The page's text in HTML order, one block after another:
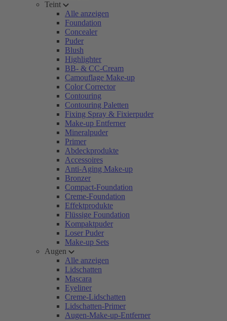
Teint
Alle anzeigen
Foundation
Concealer
Puder
Blush
Highlighter
BB- & CC-Cream
Camouflage Make-up
Color Corrector
Contouring
Contouring Paletten
Fixing Spray & Fixierpuder
Make-up Entferner
Mineralpuder
Primer
Abdeckprodukte
Accessoires
Anti-Aging Make-up
Bronzer
Compact-Foundation
Creme-Foundation
Effektprodukte
Flüssige Foundation
Kompaktpuder
Loser Puder
Make-up Sets
Augen
Alle anzeigen
Lidschatten
Mascara
Eyeliner
Creme-Lidschatten
Lidschatten-Primer
Augen-Make-up-Entferner